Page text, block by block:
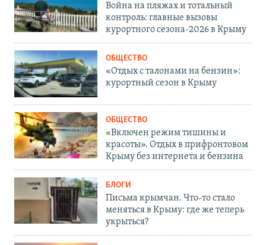
Война на пляжах и тотальный
контроль: главные вызовы
курортного сезона-2026 в Крыму
ОБЩЕСТВО
«Отдых с талонами на бензин»:
курортный сезон в Крыму
ОБЩЕСТВО
«Включен режим тишины и
красоты». Отдых в прифронтовом
Крыму без интернета и бензина
БЛОГИ
Письма крымчан. Что-то стало
меняться в Крыму: где же теперь
укрыться?